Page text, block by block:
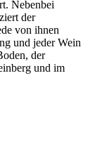
Nebenbei
der
von ihnen
und jeder Wein
der
und im